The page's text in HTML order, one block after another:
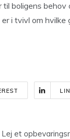
til boligens
i tvivl om hvilke
Lej et